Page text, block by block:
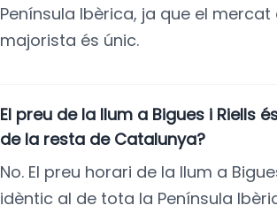
Península Ibèrica, ja que el mercat
majorista és únic.
El preu de la llum a Bigues i Riells
de la resta de Catalunya?
No. El preu horari de la llum a
idèntic al de tota la Península